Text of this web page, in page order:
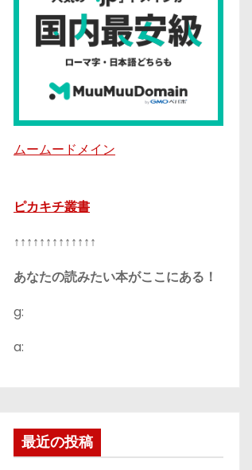
ムームードメイン
ピカキチ叢書
↑↑↑↑↑↑↑↑↑↑↑↑↑
あなたの読みたい本がここにある！
g:
a:
最近の投稿